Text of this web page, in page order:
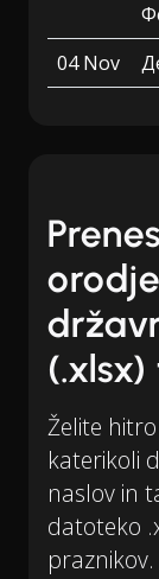
04 Nov
Želite
katerikoli
naslov in
datoteko
praznikov.